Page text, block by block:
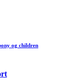
og children